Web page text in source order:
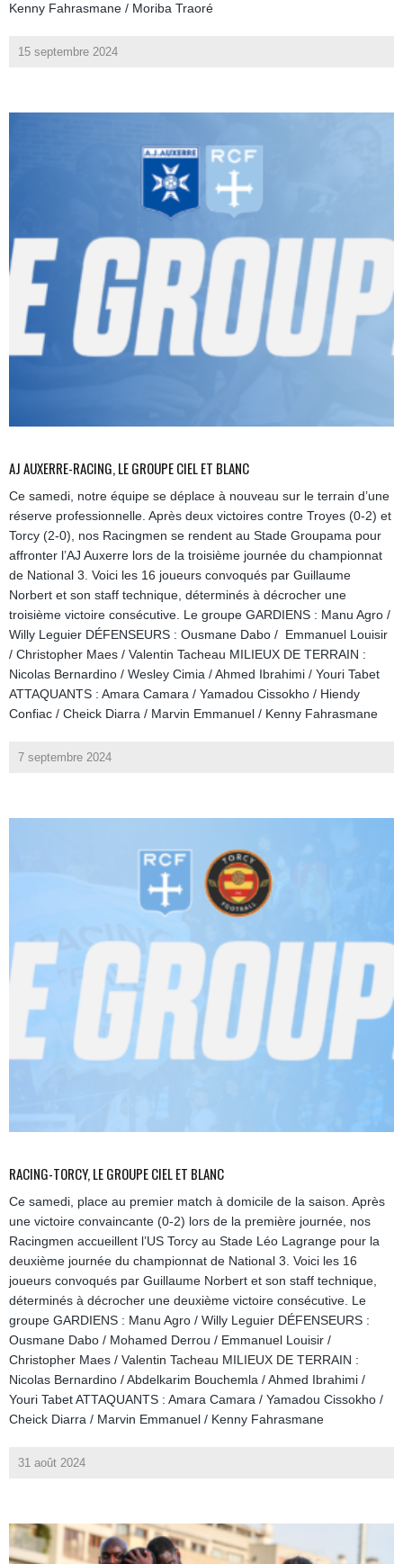
Kenny Fahrasmane / Moriba Traoré
15 septembre 2024
AJ AUXERRE-RACING, LE GROUPE CIEL ET BLANC
Ce samedi, notre équipe se déplace à nouveau sur le terrain d’une
réserve professionnelle. Après deux victoires contre Troyes (0-2) et
Torcy (2-0), nos Racingmen se rendent au Stade Groupama pour
affronter l’AJ Auxerre lors de la troisième journée du championnat
de National 3. Voici les 16 joueurs convoqués par Guillaume
Norbert et son staff technique, déterminés à décrocher une
troisième victoire consécutive. Le groupe GARDIENS : Manu Agro /
Willy Leguier DÉFENSEURS : Ousmane Dabo / Emmanuel Louisir
/ Christopher Maes / Valentin Tacheau MILIEUX DE TERRAIN :
Nicolas Bernardino / Wesley Cimia / Ahmed Ibrahimi / Youri Tabet
ATTAQUANTS : Amara Camara / Yamadou Cissokho / Hiendy
Confiac / Cheick Diarra / Marvin Emmanuel / Kenny Fahrasmane
7 septembre 2024
RACING-TORCY, LE GROUPE CIEL ET BLANC
Ce samedi, place au premier match à domicile de la saison. Après
une victoire convaincante (0-2) lors de la première journée, nos
Racingmen accueillent l’US Torcy au Stade Léo Lagrange pour la
deuxième journée du championnat de National 3. Voici les 16
joueurs convoqués par Guillaume Norbert et son staff technique,
déterminés à décrocher une deuxième victoire consécutive. Le
groupe GARDIENS : Manu Agro / Willy Leguier DÉFENSEURS :
Ousmane Dabo / Mohamed Derrou / Emmanuel Louisir /
Christopher Maes / Valentin Tacheau MILIEUX DE TERRAIN :
Nicolas Bernardino / Abdelkarim Bouchemla / Ahmed Ibrahimi /
Youri Tabet ATTAQUANTS : Amara Camara / Yamadou Cissokho /
Cheick Diarra / Marvin Emmanuel / Kenny Fahrasmane
31 août 2024